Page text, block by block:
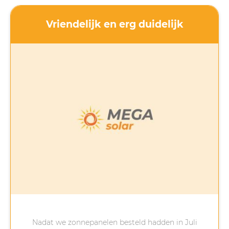
Vriendelijk en erg duidelijk
Nadat we zonnepanelen besteld hadden in Juli